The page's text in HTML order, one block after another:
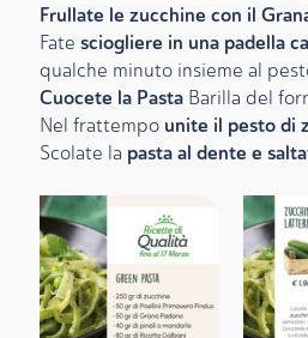
Frullate le zucchine con il
Fate sciogliere in una padella
qualche minuto insieme al
Cuocete la Pasta Barilla del
Nel frattempo unite il pesto di
Scolate la pasta al dente e